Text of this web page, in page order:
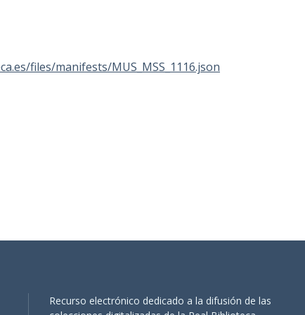
files/manifests/MUS_MSS_1116.json
Recurso electrónico dedicado a la difusión de las